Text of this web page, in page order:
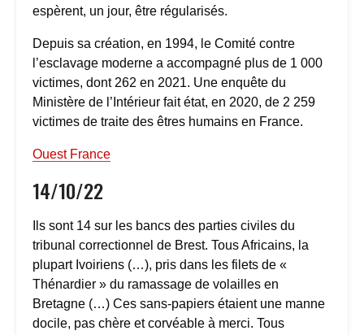
espèrent, un jour, être régularisés.
Depuis sa création, en 1994, le Comité contre
l’esclavage moderne a accompagné plus de 1 000
victimes, dont 262 en 2021. Une enquête du
Ministère de l’Intérieur fait état, en 2020, de 2 259
victimes de traite des êtres humains en France.
Ouest France
14/10/22
Ils sont 14 sur les bancs des parties civiles du
tribunal correctionnel de Brest. Tous Africains, la
plupart Ivoiriens (…), pris dans les filets de «
Thénardier » du ramassage de volailles en
Bretagne (…) Ces sans-papiers étaient une manne
docile, pas chère et corvéable à merci. Tous